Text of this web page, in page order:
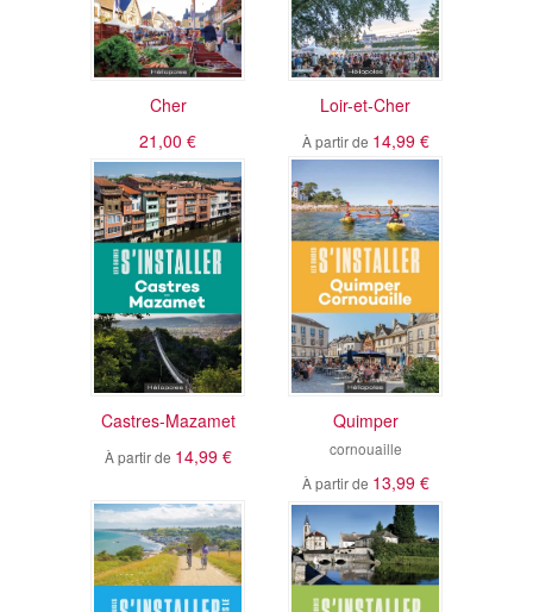
Cher
21,00 €
Loir-et-Cher
À partir de 14,99 €
Castres-Mazamet
À partir de 14,99 €
Quimper
cornouaille
À partir de 13,99 €